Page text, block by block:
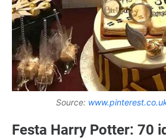
Source:
Festa Harry Potter: 70